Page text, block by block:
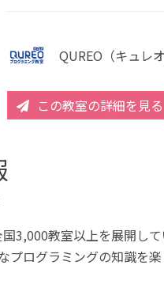
QUREO（キュレ
この教室の詳細を見る
3,000教室以上を展開し
ログラミングの知識を